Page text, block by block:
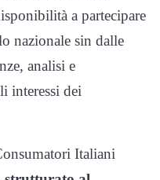
a partecipare
nazionale sin dalle
analisi e
interessi dei
Italiani